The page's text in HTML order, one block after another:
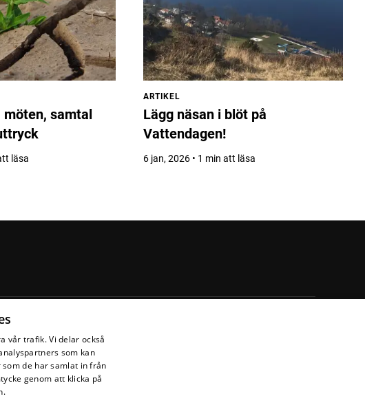
samtal
läsa
ARTIKEL
Lägg näsan i blöt på
Vattendagen!
6 jan, 2026 • 1 min att läsa
vår trafik. Vi delar också
som kan
de har samlat in från
genom att klicka på